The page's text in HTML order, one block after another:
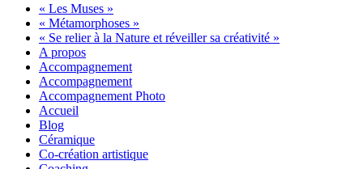
« Les Muses »
« Métamorphoses »
« Se relier à la Nature et réveiller sa créativité »
A propos
Accompagnement
Accompagnement
Accompagnement Photo
Accueil
Blog
Céramique
Co-création artistique